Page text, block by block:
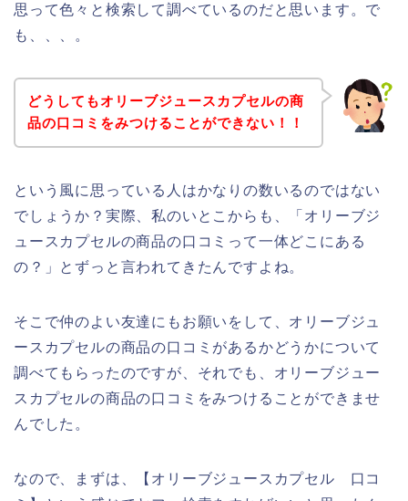
思って色々と検索して調べているのだと思います。で
も、、、。
どうしてもオリーブジュースカプセルの商
品の口コミをみつけることができない！！
という風に思っている人はかなりの数いるのではない
でしょうか？実際、私のいとこからも、「オリーブジ
ュースカプセルの商品の口コミって一体どこにある
の？」とずっと言われてきたんですよね。
そこで仲のよい友達にもお願いをして、オリーブジュ
ースカプセルの商品の口コミがあるかどうかについて
調べてもらったのですが、それでも、オリーブジュー
スカプセルの商品の口コミをみつけることができませ
んでした。
なので、まずは、【オリーブジュースカプセル 口コ